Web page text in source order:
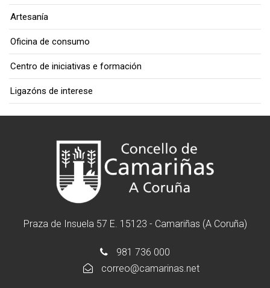
Artesanía
Oficina de consumo
Centro de iniciativas e formación
Ligazóns de interese
Praza de Insuela 57 E. 15123 - Camariñas (A Coruña)
981 736 000
correo@camarinas.net